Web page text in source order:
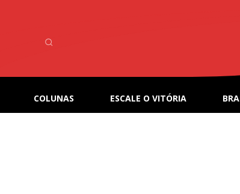
COLUNAS ESCALE O VITÓRIA